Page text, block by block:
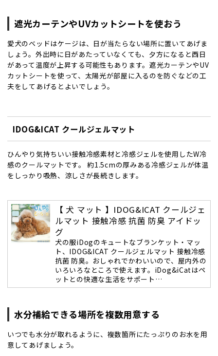
遮光カーテンやUVカットシートを使おう
愛犬のベッドはケージは、日が当たらない場所に置いてあげま
しょう。外出時に日があたっていなくても、夕方になると西日
があって温度が上昇する可能性もあります。遮光カーテンやUV
カットシートを使って、太陽光が部屋に入るのを防ぐなどの工
夫をしてあげるとよいでしょう。
IDOG&ICAT クールジェルマット
ひんやり気持ちいい接触冷感素材と冷感ジェルを使用したW冷
感のクールマットです。 約1.5cmの厚みある冷感ジェルが体温
をしっかり吸熱、涼しさが長続きします。
【 犬 マット 】IDOG&ICAT クールジェ
ルマット 接触冷感 抗菌 防臭 アイドッ
グ
犬の服iDogのキュートなブランケット・マッ
ト、IDOG&ICAT クールジェルマット 接触冷感
抗菌 防臭。おしゃれでかわいいので、屋内外の
いろいろなところで使えます。iDog&iCatはペ
ットとの快適な生活をサポート…
水分補給できる場所を複数用意する
いつでも水分が取れるように、複数箇所にたっぷりのお水を用
意してあげましょう。